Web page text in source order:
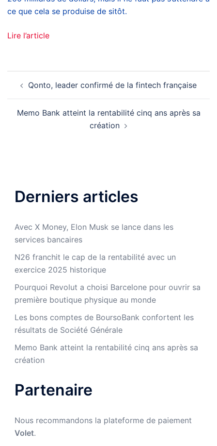
ce que cela se produise de sitôt.
Lire l’article
d’article
Qonto, leader confirmé de la fintech française
Memo Bank atteint la rentabilité cinq ans après sa
création
Derniers articles
Avec X Money, Elon Musk se lance dans les
services bancaires
N26 franchit le cap de la rentabilité avec un
exercice 2025 historique
Pourquoi Revolut a choisi Barcelone pour ouvrir sa
première boutique physique au monde
Les bons comptes de BoursoBank confortent les
résultats de Société Générale
Memo Bank atteint la rentabilité cinq ans après sa
création
Partenaire
Nous recommandons la plateforme de paiement
Volet.